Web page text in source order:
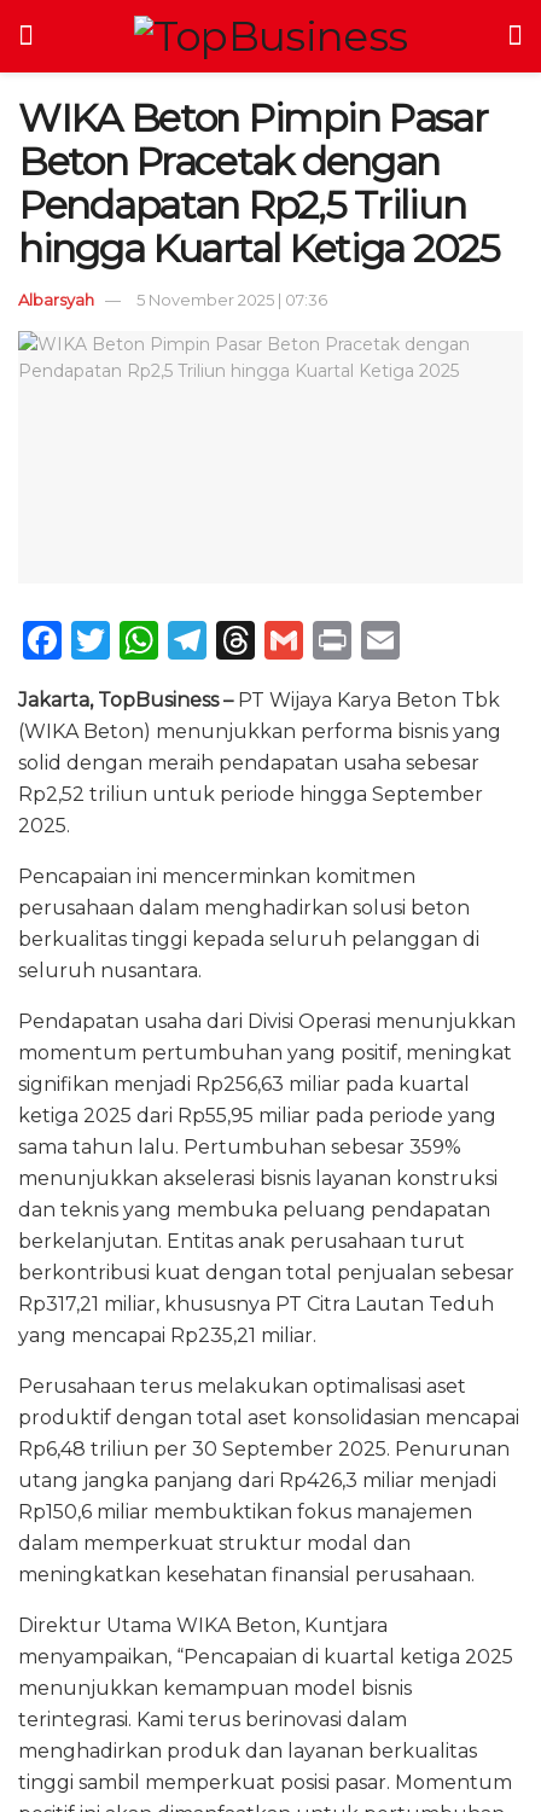
WIKA Beton Pimpin Pasar
Beton Pracetak dengan
Pendapatan Rp2,5 Triliun
hingga Kuartal Ketiga 2025
Albarsyah 5 November 2025 | 07:36
F
c
e
b
o
o
k
T
it
te
r
W
h
a
ts
A
p
T
e
g
ra
T
re
a
d
G
ai
l
P
n
t
ai
l
Jakarta, TopBusiness – PT Wijaya Karya Beton Tbk
(WIKA Beton) menunjukkan performa bisnis yang
solid dengan meraih pendapatan usaha sebesar
Rp2,52 triliun untuk periode hingga September
2025.
Pencapaian ini mencerminkan komitmen
perusahaan dalam menghadirkan solusi beton
berkualitas tinggi kepada seluruh pelanggan di
seluruh nusantara.
Pendapatan usaha dari Divisi Operasi menunjukkan
momentum pertumbuhan yang positif, meningkat
signifikan menjadi Rp256,63 miliar pada kuartal
ketiga 2025 dari Rp55,95 miliar pada periode yang
sama tahun lalu. Pertumbuhan sebesar 359%
menunjukkan akselerasi bisnis layanan konstruksi
dan teknis yang membuka peluang pendapatan
berkelanjutan. Entitas anak perusahaan turut
berkontribusi kuat dengan total penjualan sebesar
Rp317,21 miliar, khususnya PT Citra Lautan Teduh
yang mencapai Rp235,21 miliar.
Perusahaan terus melakukan optimalisasi aset
produktif dengan total aset konsolidasian mencapai
Rp6,48 triliun per 30 September 2025. Penurunan
utang jangka panjang dari Rp426,3 miliar menjadi
Rp150,6 miliar membuktikan fokus manajemen
dalam memperkuat struktur modal dan
meningkatkan kesehatan finansial perusahaan.
Direktur Utama WIKA Beton, Kuntjara
menyampaikan, “Pencapaian di kuartal ketiga 2025
menunjukkan kemampuan model bisnis
terintegrasi. Kami terus berinovasi dalam
menghadirkan produk dan layanan berkualitas
tinggi sambil memperkuat posisi pasar. Momentum